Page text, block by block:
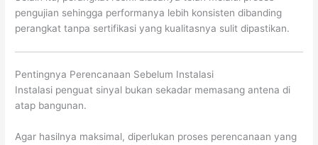
pengujian sehingga performanya lebih konsisten dibanding
perangkat tanpa sertifikasi yang kualitasnya sulit dipastikan.
Pentingnya Perencanaan Sebelum Instalasi
Instalasi penguat sinyal bukan sekadar memasang antena di
atap bangunan.
Agar hasilnya maksimal, diperlukan proses perencanaan yang